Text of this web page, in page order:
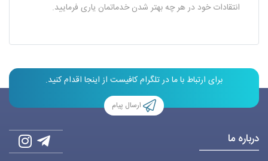
انتقادات خود در هر چه بهتر شدن خدماتمان یاری فرمایید.
برای ارتباط با ما در تلگرام کافیست از اینجا اقدام کنید.
ارسال پیام
درباره ما